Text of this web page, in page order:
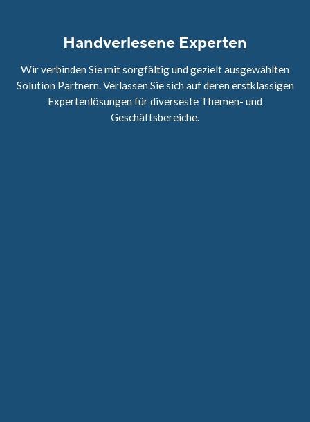
Handverlesene Experten
Wir verbinden Sie mit sorgfältig und gezielt ausgewählten
Solution Partnern. Verlassen Sie sich auf deren erstklassigen
Expertenlösungen für diverseste Themen- und
Geschäftsbereiche.